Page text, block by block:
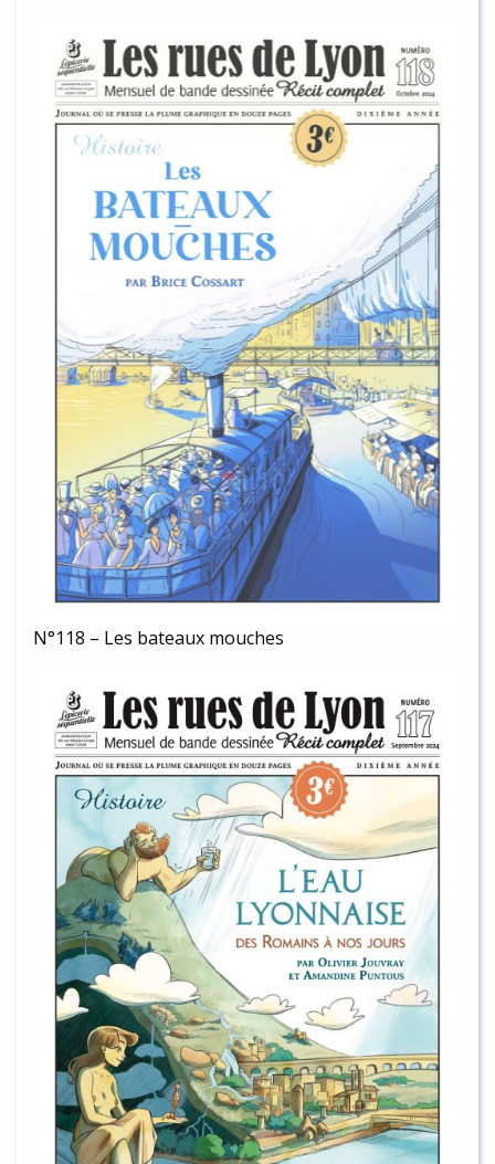
N°118 – Les bateaux mouches